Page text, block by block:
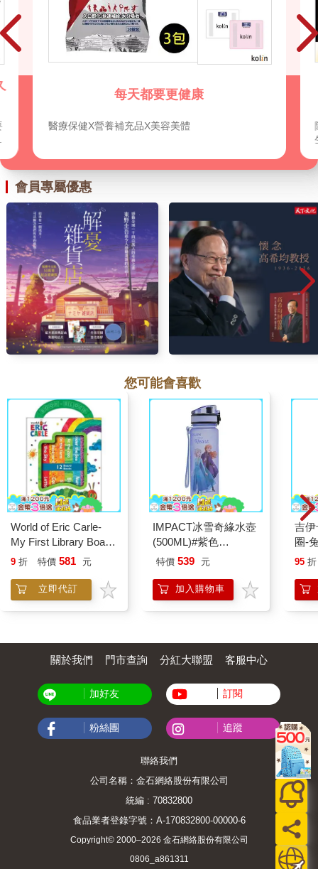
防潮除濕、防霉除臭一把罩
隨著下雨潮濕的到來，濕氣和霉味也隨之而來，讓
始。
會員專屬優惠
您可能會喜歡
World of Eric Carle-
My First Library Board
Book Block Set
9 折 特價 581 元
立即代訂
IMPACT冰雪奇緣水壺
(500ML)#紫色
IMDSB01PL
特價 539 元
加入購物車
吉伊卡哇
圈-
95 折
關於我們 門市查詢 分紅大聯盟 客服中心
加好友 訂閱
粉絲團 追蹤
聯絡我們
公司名稱：金石網絡股份有限公司
統編 : 70832800
食品業者登錄字號：A-170832800-00000-6
Copyright© 2000–2026 金石網絡股份有限公司
0806_a861311